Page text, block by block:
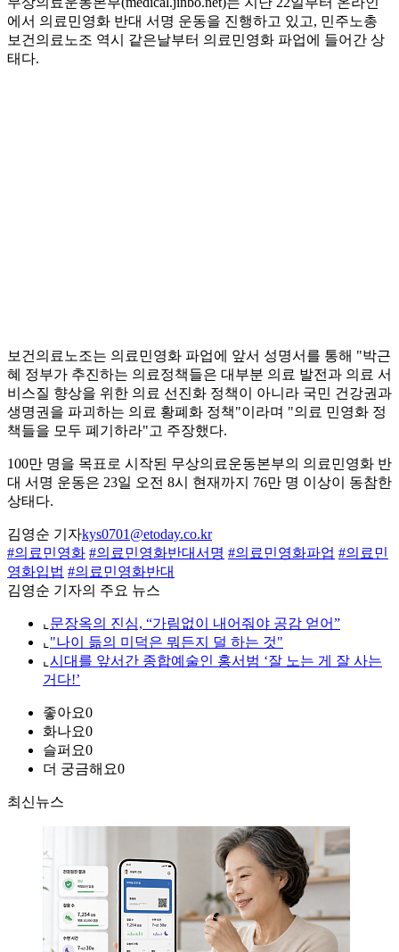
에서 의료민영화 반대 서명 운동을 진행하고 있고, 민주노총
보건의료노조 역시 같은날부터 의료민영화 파업에 들어간 상
태다.
보건의료노조는 의료민영화 파업에 앞서 성명서를 통해 "박근
혜 정부가 추진하는 의료정책들은 대부분 의료 발전과 의료 서
비스질 향상을 위한 의료 선진화 정책이 아니라 국민 건강권과
생명권을 파괴하는 의료 황폐화 정책"이라며 "의료 민영화 정
책들을 모두 폐기하라"고 주장했다.
100만 명을 목표로 시작된 무상의료운동본부의 의료민영화 반
대 서명 운동은 23일 오전 8시 현재까지 76만 명 이상이 동참한
상태다.
김영순 기자kys0701@etoday.co.kr
#의료민영화 #의료민영화반대서명 #의료민영화파업 #의료민
영화입법 #의료민영화반대
김영순 기자의 주요 뉴스
⌞ 문장옥의 진심, “가림없이 내어줘야 공감 얻어”
⌞ "나이 듦의 미덕은 뭐든지 덜 하는 것"
⌞ 시대를 앞서간 종합예술인 홍서범 ‘잘 노는 게 잘 사는
거다!’
좋아요0
화나요0
슬퍼요0
더 궁금해요0
최신뉴스